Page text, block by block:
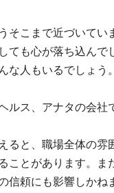
そこまで近づいてい
ても心が落ち込ん
な人もいるでしょう。
ルス、アナタの会
ると、職場全体の
ことがあります。
信頼にも影響しか